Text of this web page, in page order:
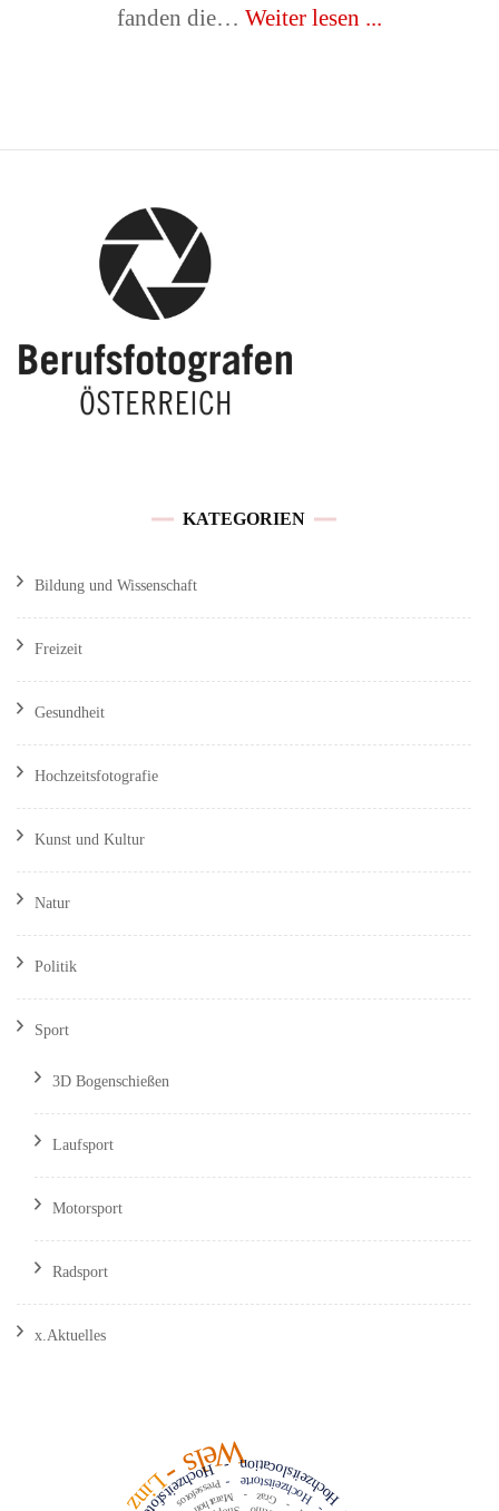
fanden die… Weiter lesen ...
KATEGORIEN
Bildung und Wissenschaft
Freizeit
Gesundheit
Hochzeitsfotografie
Kunst und Kultur
Natur
Politik
Sport
3D Bogenschießen
Laufsport
Motorsport
Radsport
x.Aktuelles
Wels
-
Linz Hochzeitslocation
-
Hochzeitstorte
-
Pressefotos -
Graz
-
Marathon